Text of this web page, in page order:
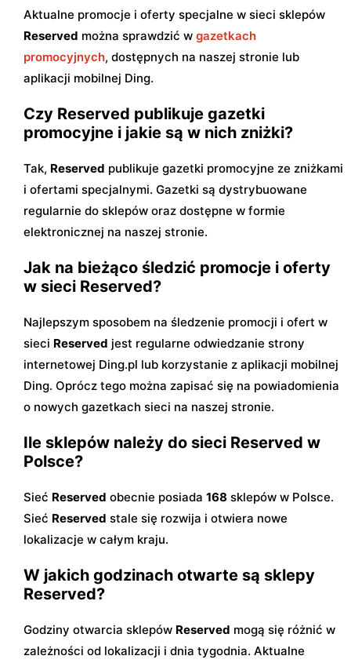
Aktualne promocje i oferty specjalne w sieci sklepów
Reserved można sprawdzić w gazetkach
promocyjnych, dostępnych na naszej stronie lub
aplikacji mobilnej Ding.
Czy Reserved publikuje gazetki
promocyjne i jakie są w nich zniżki?
Tak, Reserved publikuje gazetki promocyjne ze zniżkami
i ofertami specjalnymi. Gazetki są dystrybuowane
regularnie do sklepów oraz dostępne w formie
elektronicznej na naszej stronie.
Jak na bieżąco śledzić promocje i oferty
w sieci Reserved?
Najlepszym sposobem na śledzenie promocji i ofert w
sieci Reserved jest regularne odwiedzanie strony
internetowej Ding.pl lub korzystanie z aplikacji mobilnej
Ding. Oprócz tego można zapisać się na powiadomienia
o nowych gazetkach sieci na naszej stronie.
Ile sklepów należy do sieci Reserved w
Polsce?
Sieć Reserved obecnie posiada 168 sklepów w Polsce.
Sieć Reserved stale się rozwija i otwiera nowe
lokalizacje w całym kraju.
W jakich godzinach otwarte są sklepy
Reserved?
Godziny otwarcia sklepów Reserved mogą się różnić w
zależności od lokalizacji i dnia tygodnia. Aktualne